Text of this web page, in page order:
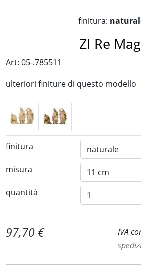
finitura:
ZI Re
Art: 05-.785511
ulteriori finiture di questo modello
finitura
misura
quantità
97,70 € IVA